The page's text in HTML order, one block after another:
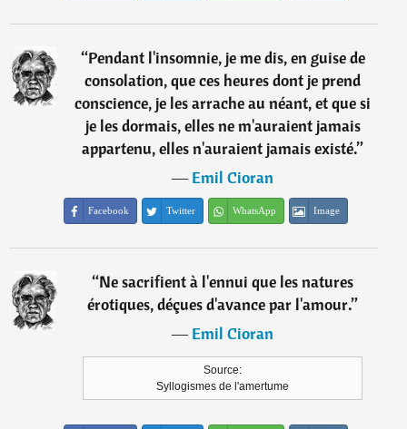
“Pendant l'insomnie, je me dis, en guise de
consolation, que ces heures dont je prend
conscience, je les arrache au néant, et que si
je les dormais, elles ne m'auraient jamais
appartenu, elles n'auraient jamais existé.”
―Emil Cioran
Facebook Twitter WhatsApp Image
“Ne sacrifient à l'ennui que les natures
érotiques, déçues d'avance par l'amour.”
―Emil Cioran
Source:
Syllogismes de l'amertume